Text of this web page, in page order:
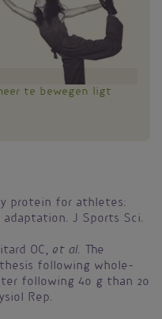
te bewegen ligt
protein for athletes:
J Sports Sci.
OC, et al.
The
following whole-
following 40 g than 20
Rep.